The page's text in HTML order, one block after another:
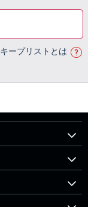
キープリストとは